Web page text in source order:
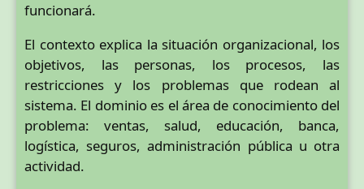
funcionará.
El contexto explica la situación organizacional, los
objetivos, las personas, los procesos, las
restricciones y los problemas que rodean al
sistema. El dominio es el área de conocimiento del
problema: ventas, salud, educación, banca,
logística, seguros, administración pública u otra
actividad.